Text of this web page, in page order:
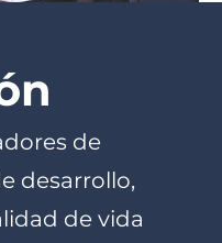
de
desarrollo,
de vida